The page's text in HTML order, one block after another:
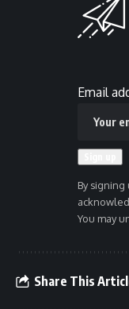
Email
By
You may
Share This